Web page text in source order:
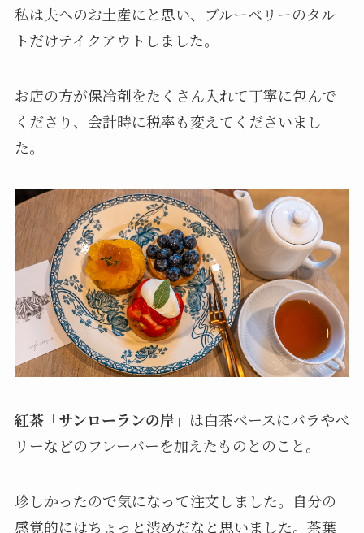
私は夫へのお土産にと思い、ブルーベリーのタル
トだけテイクアウトしました。
お店の方が保冷剤をたくさん入れて丁寧に包んで
くださり、会計時に税率も変えてくださいまし
た。
紅茶「サンローランの岸」 は白茶ベースにバラやベ
リーなどのフレーバーを加えたものとのこと。
珍しかったので気になって注文しました。自分の
感覚的にはちょっと渋めだなと思いました。茶葉